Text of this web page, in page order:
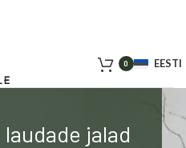
0 EESTI
jalad